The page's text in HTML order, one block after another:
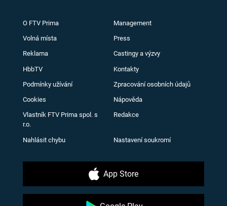
O FTV Prima Management
Volná místa Press
Reklama Castingy a výzvy
HbbTV Kontakty
Podmínky užívání Zpracování osobních údajů
Cookies Nápověda
Vlastník FTV Prima spol. s
r.o.
Redakce
Nahlásit chybu Nastavení soukromí
App Store